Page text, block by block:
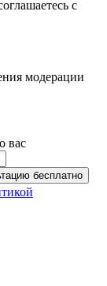
с
модерации
вас
бесплатно